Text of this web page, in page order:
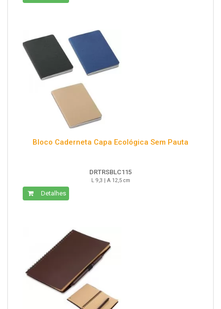
Bloco Caderneta Capa Ecológica Sem Pauta
DRTRSBLC115
L 9,3 | A 12,5 cm
Detalhes